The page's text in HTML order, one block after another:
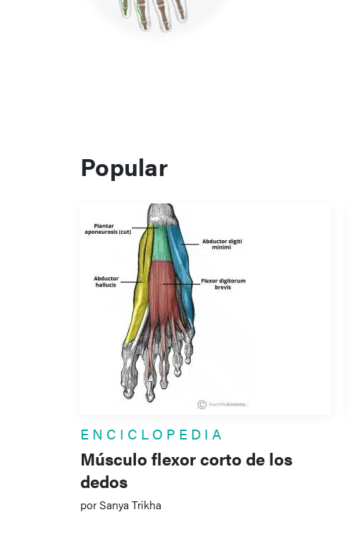
Popular
ENCICLOPEDIA
Músculo flexor corto de los
dedos
por Sanya Trikha